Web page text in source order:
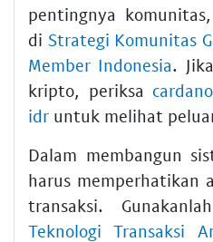
pentingnya
di Strategi Komunitas
Member Indonesia.
kripto, periksa
idr untuk melihat
Dalam membangun
harus memperhatikan
transaksi.
Teknologi Transaksi